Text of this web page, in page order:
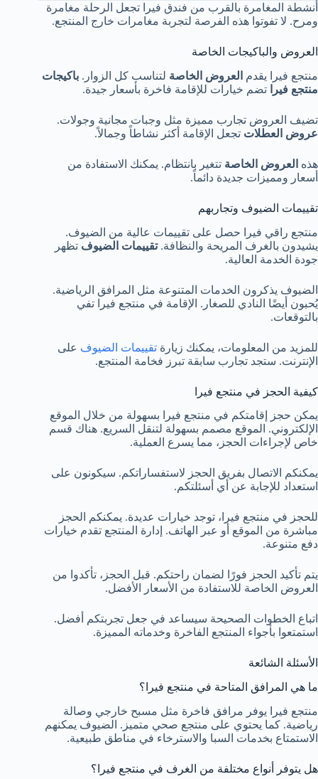
أنشطة المغامرة بالقرب من فندق فيرا تجعل الرحلة مغامرة
ومرح. لا تفوتوا هذه الفرصة لتجربة مغامرات خارج المنتجع.
العروض والباكيجات الخاصة
منتجع فيرا يقدم العروض الخاصة لتناسب كل الزوار. باكيجات
منتجع فيرا
تضم خيارات للإقامة فاخرة بأسعار جيدة.
تضيف العروض تجارب مميزة مثل وجبات مجانية وجولات.
عروض العطلات تجعل الإقامة أكثر نشاطاً وجمالاً.
هذه العروض الخاصة تتغير بانتظام. يمكنك الاستفادة من
أسعار ومميزات جديدة دائماً.
تقييمات الضيوف وتجاربهم
منتجع راقي فيرا حصل على تقييمات عالية من الضيوف.
يشيدون بالغرف المريحة والنظافة.تقييمات الضيوف تظهر
جودة الخدمة العالية.
الضيوف يذكرون الخدمات المتنوعة مثل المرافق الرياضية.
يُحبون أيضًا النادي للصغار. الإقامة في منتجع فيرا تفي
بالتوقعات.
للمزيد من المعلومات، يمكنك زيارة تقييمات الضيوف على
الإنترنت. ستجد تجارب سابقة تبرز فخامة المنتجع.
كيفية الحجز في منتجع فيرا
يمكن حجز إقامتكم في منتجع فيرا بسهولة من خلال الموقع
الإلكتروني. الموقع مصمم بسهولة لتنقل السريع. هناك قسم
خاص لإجراءات الحجز، مما يسرع العملية.
يمكنكم الاتصال بفريق الحجز لاستفساراتكم. سيكونون على
استعداد للإجابة عن أي أسئلتكم.
للحجز في منتجع فيرا، توجد خيارات عديدة. يمكنكم الحجز
مباشرة من الموقع أو عبر الهاتف. إدارة المنتجع تقدم خيارات
دفع متنوعة.
يتم تأكيد الحجز فورًا لضمان راحتكم. قبل الحجز، تأكدوا من
العروض الخاصة للاستفادة من الأسعار الأفضل.
اتباع الخطوات الصحيحة سيساعد في جعل تجربتكم أفضل.
استمتعوا بأجواء المنتجع الفاخرة وخدماته المميزة.
الأسئلة الشائعة
ما هي المرافق المتاحة في منتجع فيرا؟
منتجع فيرا يوفر مرافق فاخرة مثل مسبح خارجي وصالة
رياضية. كما يحتوي على منتجع صحي متميز. الضيوف يمكنهم
الاستمتاع بخدمات السبا والاسترخاء في مناطق طبيعية.
هل يتوفر أنواع مختلفة من الغرف في منتجع فيرا؟